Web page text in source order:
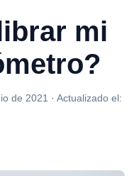
mi
de 2021 · Actualizado el: